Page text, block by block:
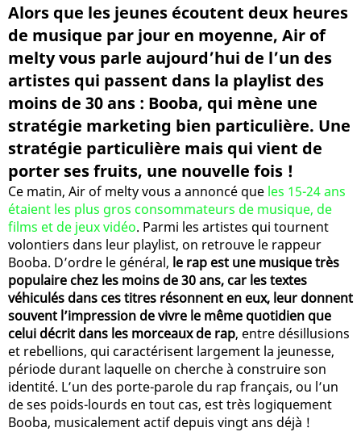
Alors que les jeunes écoutent deux heures
de musique par jour en moyenne, Air of
melty vous parle aujourd’hui de l’un des
artistes qui passent dans la playlist des
moins de 30 ans : Booba, qui mène une
stratégie marketing bien particulière. Une
stratégie particulière mais qui vient de
porter ses fruits, une nouvelle fois !
Ce matin, Air of melty vous a annoncé que les 15-24 ans
étaient les plus gros consommateurs de musique, de
films et de jeux vidéo. Parmi les artistes qui tournent
volontiers dans leur playlist, on retrouve le rappeur
Booba. D’ordre le général, le rap est une musique très
populaire chez les moins de 30 ans, car les textes
véhiculés dans ces titres résonnent en eux, leur donnent
souvent l’impression de vivre le même quotidien que
celui décrit dans les morceaux de rap, entre désillusions
et rebellions, qui caractérisent largement la jeunesse,
période durant laquelle on cherche à construire son
identité. L’un des porte-parole du rap français, ou l’un
de ses poids-lourds en tout cas, est très logiquement
Booba, musicalement actif depuis vingt ans déjà !